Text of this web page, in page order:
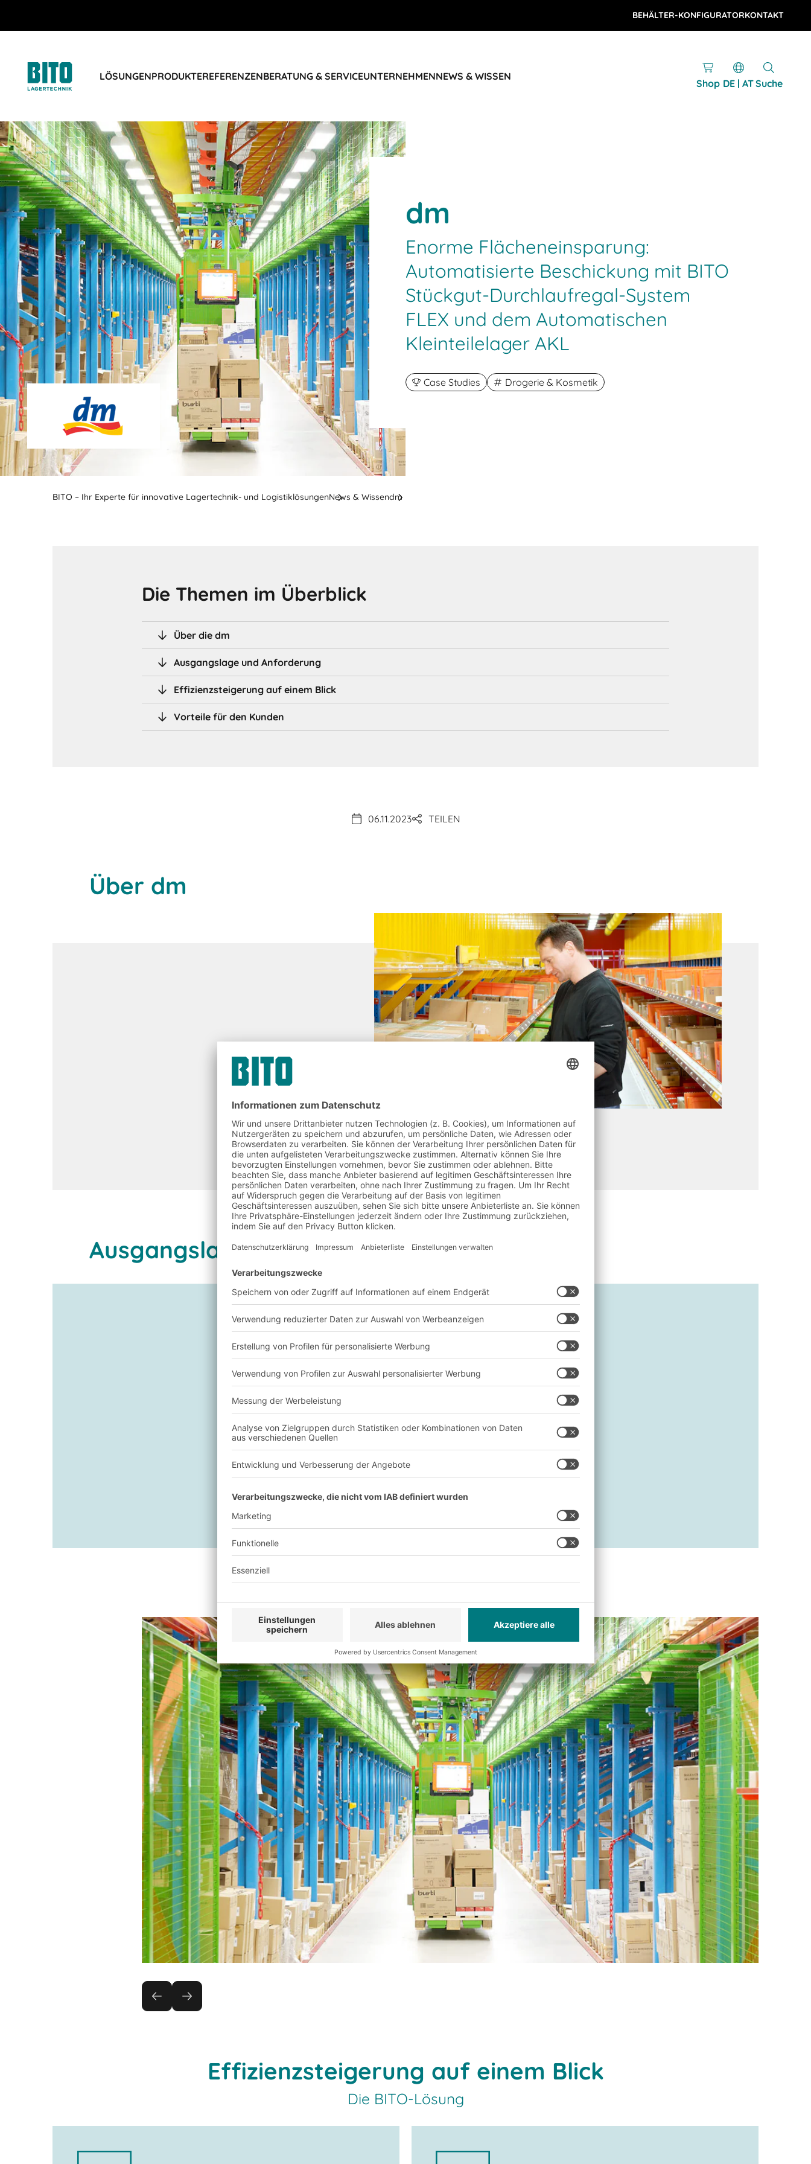
BEHÄLTER-KONFIGURATORKONTAKT
LÖSUNGENPRODUKTEREFERENZENBERATUNG & SERVICEUNTERNEHMENNEWS & WISSEN
Shop DE | ATSuche
dm
Enorme Flächeneinsparung:
Automatisierte Beschickung mit BITO
Stückgut-Durchlaufregal-System
FLEX und dem Automatischen
Kleinteilelager AKL
Case Studies Drogerie & Kosmetik
BITO – Ihr Experte für innovative Lagertechnik- und LogistiklösungenNews & Wissendm
Die Themen im Überblick
Über die dm
Ausgangslage und Anforderung
Effizienzsteigerung auf einem Blick
Vorteile für den Kunden
06.11.2023 TEILEN
Über dm
Ausgangslage und Anforderung
Effizienzsteigerung auf einem Blick
Die BITO-Lösung